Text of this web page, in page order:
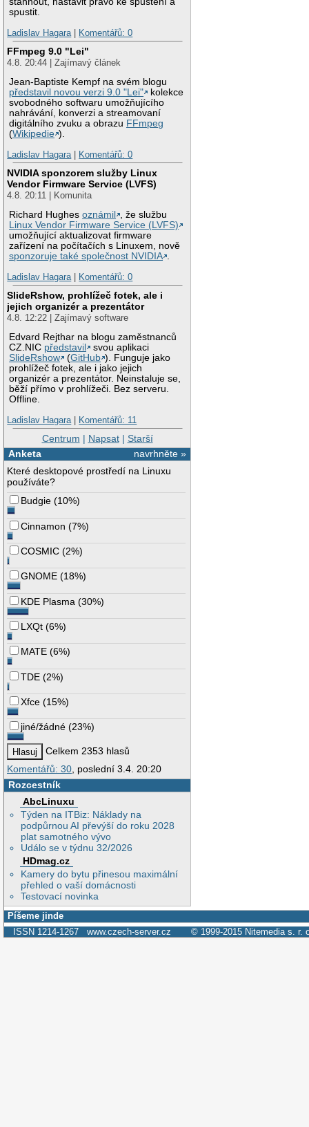
spustit.
Ladislav Hagara| Komentářů: 0
FFmpeg 9.0 "Lei"
4.8. 20:44 | Zajímavý článek
Jean-Baptiste Kempf na svém blogu
představil novou verzi 9.0 "Lei"
kolekce
svobodného softwaru umožňujícího
nahrávání, konverzi a streamovaní
digitálního zvuku a obrazu FFmpeg
(Wikipedie ).
Ladislav Hagara| Komentářů: 0
NVIDIA sponzorem služby Linux
Vendor Firmware Service (LVFS)
4.8. 20:11 | Komunita
Richard Hughesoznámil
, že službu
Linux Vendor Firmware Service (LVFS)
umožňující aktualizovat firmware
zařízení na počítačích s Linuxem, nově
sponzoruje také společnost NVIDIA .
Ladislav Hagara| Komentářů: 0
SlideRshow, prohlížeč fotek, ale i
jejich organizér a prezentátor
4.8. 12:22 | Zajímavý software
Edvard Rejthar na blogu zaměstnanců
CZ.NIC představil
svou aplikaci
SlideRshow
(GitHub ). Funguje jako
prohlížeč fotek, ale i jako jejich
organizér a prezentátor. Neinstaluje se,
běží přímo v prohlížeči. Bez serveru.
Offline.
Ladislav Hagara| Komentářů: 11
Centrum | Napsat| Starší
navrhněte »
Anketa
Které desktopové prostředí na Linuxu
používáte?
Budgie (10%)
Cinnamon (7%)
COSMIC (2%)
GNOME (18%)
KDE Plasma (30%)
LXQt (6%)
MATE (6%)
TDE (2%)
Xfce (15%)
jiné/žádné (23%)
Celkem 2353 hlasů
Komentářů: 30 , poslední 3.4. 20:20
Rozcestník
AbcLinuxu
Týden na ITBiz: Náklady na
podpůrnou AI převýší do roku 2028
plat samotného vývo
Událo se v týdnu 32/2026
HDmag.cz
Kamery do bytu přinesou maximální
přehled o vaší domácnosti
Testovací novinka
Píšeme jinde
ISSN 1214-1267 www.czech-server.cz © 1999-2015 Nitemedia s. r.